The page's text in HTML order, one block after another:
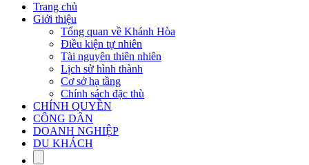
Trang chủ
Giới thiệu
Tổng quan về Khánh Hòa
Điều kiện tự nhiên
Tài nguyên thiên nhiên
Lịch sử hình thành
Cơ sở hạ tầng
Chính sách đặc thù
CHÍNH QUYỀN
CÔNG DÂN
DOANH NGHIỆP
DU KHÁCH